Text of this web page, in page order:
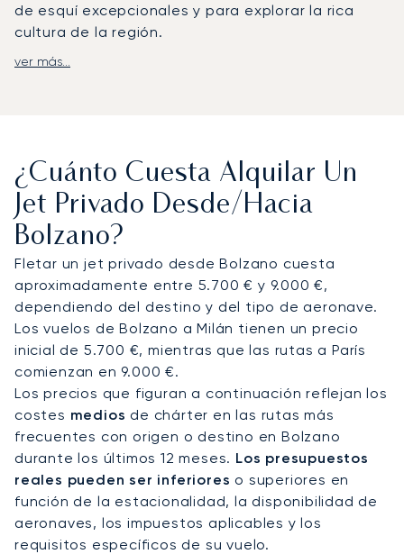
de esquí excepcionales y para explorar la rica
cultura de la región.
Su plan de vuelo se organiza en función de su
comodidad. Este enfoque meticuloso le garantiza
que llegará totalmente descansado, listo para su
traslado a un magnífico refugio como el Castel
Hörtenberg para comenzar sus vacaciones
alpinas.
Nuestro compromiso con los más altos
estándares operativos queda demostrado por
nuestra experiencia en la organización de
aterrizajes en aeropuertos de gran dificultad.
Esta experiencia especializada le proporciona
total confianza en cada viaje, garantizando que
su vuelo a Bolzano se gestione con el cuidado
meticuloso necesario para una llegada impecable
a este espectacular destino alpino.
ver más...
¿Cuánto Cuesta Alquilar Un
Jet Privado Desde/hacia
Bolzano?
Fletar un jet privado desde Bolzano cuesta
aproximadamente entre 5.700 € y 9.000 €,
dependiendo del destino y del tipo de aeronave.
Los vuelos de Bolzano a Milán tienen un precio
inicial de 5.700 €, mientras que las rutas a París
comienzan en 9.000 €.
Los precios que figuran a continuación reflejan los
costes medios de chárter en las rutas más
frecuentes con origen o destino en Bolzano
durante los últimos 12 meses. Los presupuestos
reales pueden ser inferiores o superiores en
función de la estacionalidad, la disponibilidad de
aeronaves, los impuestos aplicables y los
requisitos específicos de su vuelo.